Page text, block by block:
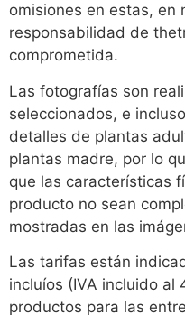
omisiones en estas, en
responsabilidad de
comprometida.
Las fotografías son
seleccionados, e
detalles de plantas
plantas madre, por lo
que las características
producto no sean
mostradas en las
Las tarifas están
incluíos (IVA incluido al
productos para las